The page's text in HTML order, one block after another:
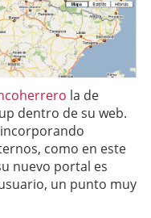
la de
dentro de su web.
como en este
nuevo portal es
un punto muy